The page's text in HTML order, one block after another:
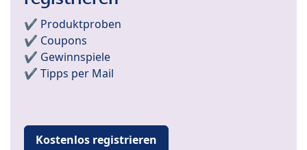
✔️ Produktproben
✔️ Coupons
✔️ Gewinnspiele
✔️ Tipps per Mail
Kostenlos registrieren